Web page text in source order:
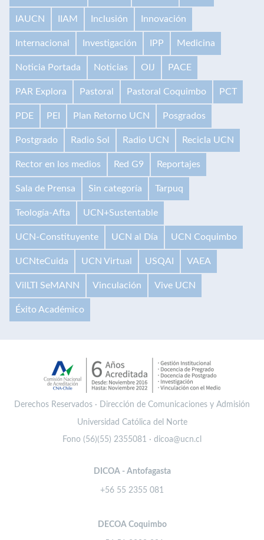
IAUCN IIAM Inclusión Innovación
Internacional Investigación IPP Medicina
Noticia Portada Noticias OIJ PACE
PAR Explora Pastoral Pastoral Coquimbo PCT
PDE PEI Plan Retorno UCN Posgrados
Postgrado Radio Sol Radio UCN Recicla UCN
Rector en los medios Red G9 Reportajes
Sala de Prensa Sin categoría Tarpuq
Teología-Afta UCN+Sustentable
UCN-Constituyente UCN al Día UCN Coquimbo
UCNteCuida UCN Virtual USQAI VAEA
VilLTI SeMANN Vinculación Vive UCN
Éxito Académico
Derechos Reservados · Dirección de Comunicaciones y Admisión
Universidad Católica del Norte
Fono (56)(55) 2355081 · dicoa@ucn.cl
DICOA - Antofagasta
+56 55 2355 081
DECOA Coquimbo